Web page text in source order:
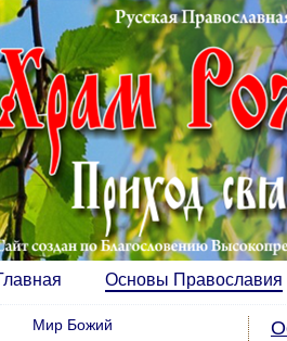
Основы Православия
Мир Божий